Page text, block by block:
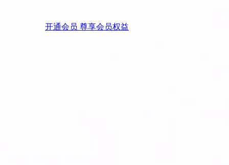
开通会员 尊享会员权益